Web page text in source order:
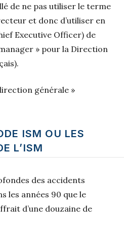
de ne pas utiliser le terme
et donc d’utiliser en
Executive Officer) de
» pour la Direction
générale »
ISM OU LES
L’ISM
des accidents
les années 90 que le
d’une douzaine de